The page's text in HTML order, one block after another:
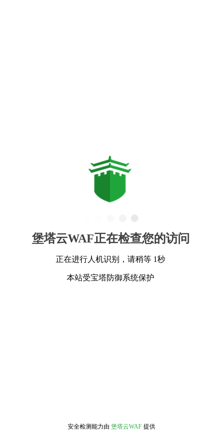
堡塔云WAF正在检查您的访问
正在进行人机识别，请稍等 1秒
本站受宝塔防御系统保护
安全检测能力由 堡塔云WAF 提供